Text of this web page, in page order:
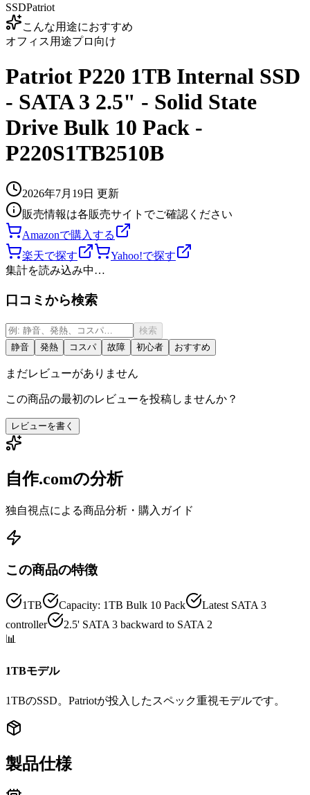
SSDPatriot
こんな用途におすすめ
オフィス用途プロ向け
Patriot P220 1TB Internal SSD
- SATA 3 2.5" - Solid State
Drive Bulk 10 Pack -
P220S1TB2510B
2026年7月19日 更新
販売情報は各販売サイトでご確認ください
Amazonで購入する
楽天で探す
Yahoo!で探す
集計を読み込み中…
口コミから検索
検索
静音
発熱 コスパ 故障 初心者 おすすめ
まだレビューがありません
この商品の最初のレビューを投稿しませんか？
レビューを書く
自作.comの分析
独自視点による商品分析・購入ガイド
この商品の特徴
1TB Capacity: 1TB Bulk 10 Pack
Latest SATA 3
controller
2.5' SATA 3 backward to SATA 2
📊
1TBモデル
1TBのSSD。Patriotが投入したスペック重視モデルです。
製品仕様